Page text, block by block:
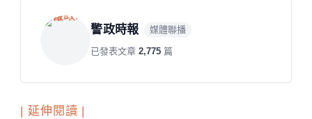
警政時報 媒體聯播
已發表文章2,775 篇
| 延伸閱讀 |